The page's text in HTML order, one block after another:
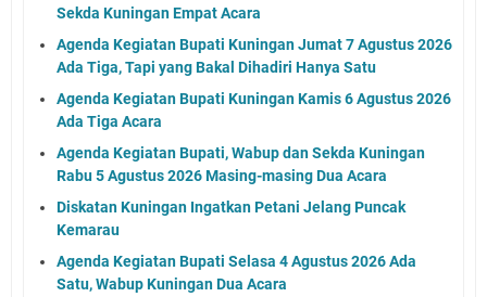
Sekda Kuningan Empat Acara
Agenda Kegiatan Bupati Kuningan Jumat 7 Agustus 2026
Ada Tiga, Tapi yang Bakal Dihadiri Hanya Satu
Agenda Kegiatan Bupati Kuningan Kamis 6 Agustus 2026
Ada Tiga Acara
Agenda Kegiatan Bupati, Wabup dan Sekda Kuningan
Rabu 5 Agustus 2026 Masing-masing Dua Acara
Diskatan Kuningan Ingatkan Petani Jelang Puncak
Kemarau
Agenda Kegiatan Bupati Selasa 4 Agustus 2026 Ada
Satu, Wabup Kuningan Dua Acara